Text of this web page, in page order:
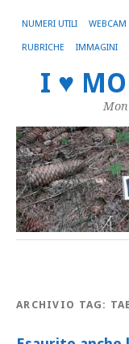
NUMERI UTILI WEBCAM
RUBRICHE IMMAGINI
I ♥
ARCHIVIO TAG: